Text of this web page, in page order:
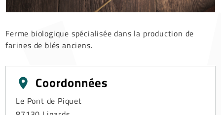
Ferme biologique spécialisée dans la production de
farines de blés anciens.
Coordonnées
Le Pont de Piquet